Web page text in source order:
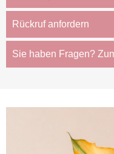
Rückruf anfordern
Sie haben Fragen?